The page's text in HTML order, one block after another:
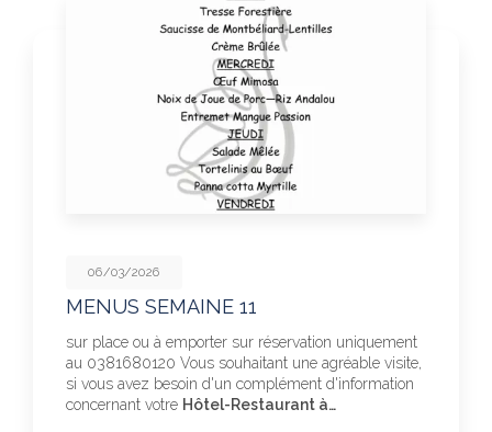
06/03/2026
MENUS SEMAINE 11
sur place ou à emporter sur réservation uniquement
au 0381680120 Vous souhaitant une agréable visite,
si vous avez besoin d'un complément d'information
concernant votre Hôtel-Restaurant à…